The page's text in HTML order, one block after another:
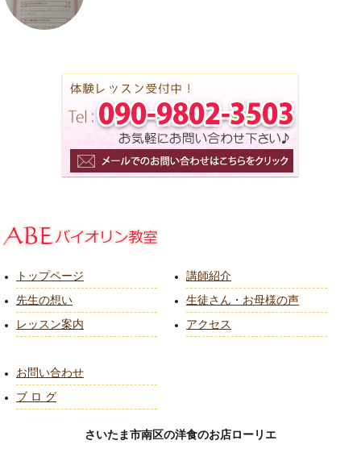
トップページ
先生の想い
レッスン案内
講師紹介
生徒さん・お母様の声
アクセス
お問い合わせ
ブ ロ グ
さいたま市南区の洋食のお店ローリエ